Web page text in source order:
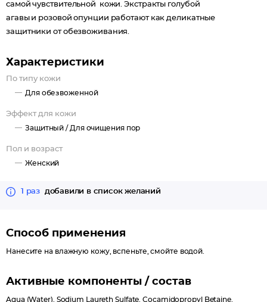
самой чувствительной кожи. Экстракты голубой
агавы и розовой опунции работают как деликатные
защитники от обезвоживания.
Характеристики
По типу кожи
Для обезвоженной
Эффект для кожи
Защитный / Для очищения пор
Пол и возраст
Женский
1 раз добавили в список желаний
Способ применения
Нанесите на влажную кожу, вспеньте, смойте водой.
Активные компоненты / состав
Aqua (Water), Sodium Laureth Sulfate, Cocamidopropyl Betaine,